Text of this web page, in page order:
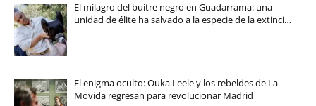
El milagro del buitre negro en Guadarrama: una
unidad de élite ha salvado a la especie de la extinci…
El enigma oculto: Ouka Leele y los rebeldes de La
Movida regresan para revolucionar Madrid